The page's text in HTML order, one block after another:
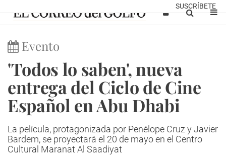
SUSCRÍBETE
Evento
'Todos lo saben', nueva
entrega del Ciclo de Cine
Español en Abu Dhabi
La película, protagonizada por Penélope Cruz y Javier
Bardem, se proyectará el 20 de mayo en el Centro
Cultural Maranat Al Saadiyat